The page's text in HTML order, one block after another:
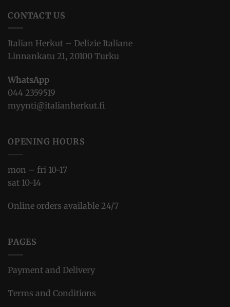
CONTACT US
Italian Herkut – Delizie Italiane
Linnankatu 21, 20100 Turku
WhatsApp
044 2359519
myynti@italianherkut.fi
OPENING HOURS
mon – fri 10-17
sat 10-14
Online orders available 24/7
PAGES
Payment and Delivery
Terms and Conditions